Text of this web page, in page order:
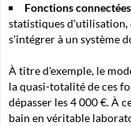
Fonctions
statistiques d'utilisation,
s'intégrer à un système
À titre d'exemple, le
la quasi-totalité de ces
dépasser les 4 000 €. À
bain en véritable